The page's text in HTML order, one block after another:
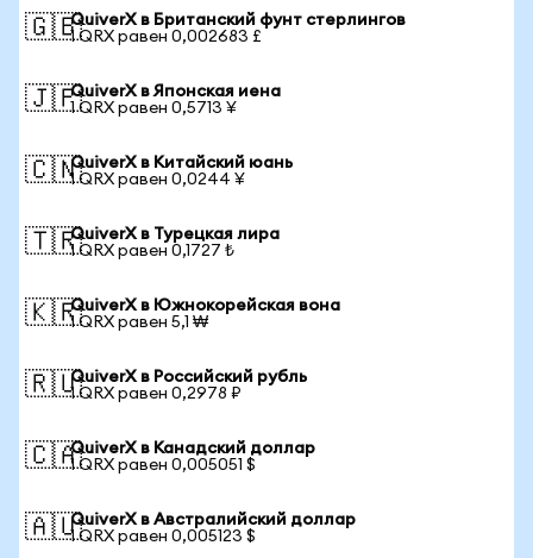
🇬🇧QuiverX в Британский фунт стерлингов
1 QRX равен 0,002683 £
🇯🇵QuiverX в Японская иена
1 QRX равен 0,5713 ¥
🇨🇳QuiverX в Китайский юань
1 QRX равен 0,0244 ¥
🇹🇷QuiverX в Турецкая лира
1 QRX равен 0,1727 ₺
🇰🇷QuiverX в Южнокорейская вона
1 QRX равен 5,1 ₩
🇷🇺QuiverX в Российский рубль
1 QRX равен 0,2978 ₽
🇨🇦QuiverX в Канадский доллар
1 QRX равен 0,005051 $
🇦🇺QuiverX в Австралийский доллар
1 QRX равен 0,005123 $